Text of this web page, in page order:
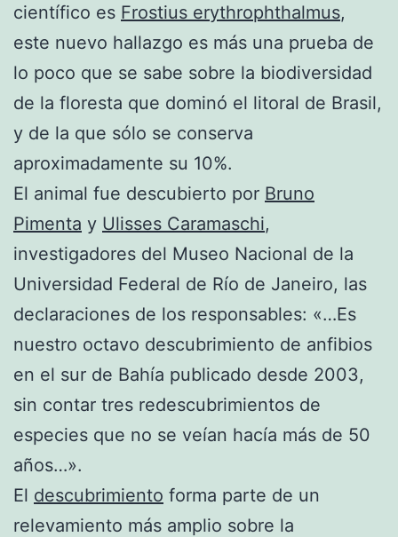
científico es Frostius erythrophthalmus,
este nuevo hallazgo es más una prueba de
lo poco que se sabe sobre la biodiversidad
de la floresta que dominó el litoral de Brasil,
y de la que sólo se conserva
aproximadamente su 10%.
El animal fue descubierto por Bruno
Pimenta y Ulisses Caramaschi,
investigadores del Museo Nacional de la
Universidad Federal de Río de Janeiro, las
declaraciones de los responsables: «…Es
nuestro octavo descubrimiento de anfibios
en el sur de Bahía publicado desde 2003,
sin contar tres redescubrimientos de
especies que no se veían hacía más de 50
años…».
El descubrimiento forma parte de un
relevamiento más amplio sobre la